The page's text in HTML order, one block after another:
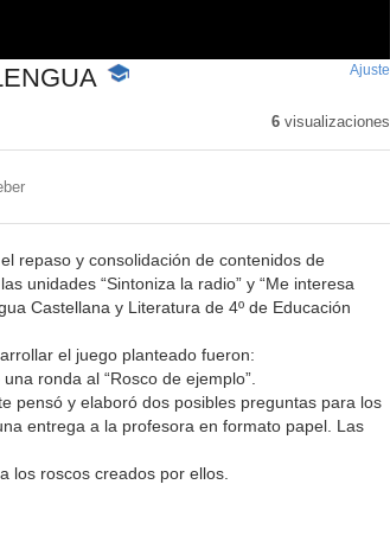
-
Ajuste
6visualizaciones
repaso y consolidación de contenidos de
unidades “Sintoniza la radio” y “Me interesa
Castellana y Literatura de 4º de Educación
el juego planteado fueron:
ronda al “Rosco de ejemplo”.
pensó y elaboró dos posibles preguntas para los
entrega a la profesora en formato papel. Las
los roscos creados por ellos.